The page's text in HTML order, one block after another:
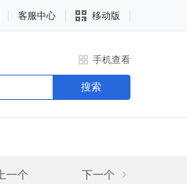
客服中心 移动版
手机查看
搜索
上一个 下一个